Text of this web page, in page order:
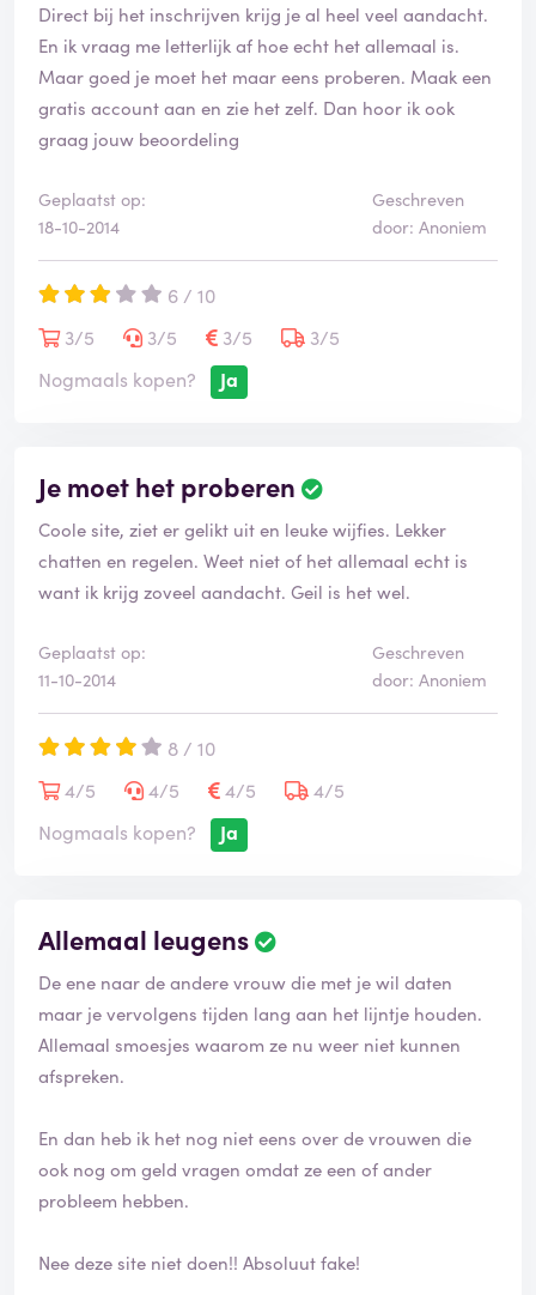
Direct bij het inschrijven krijg je al heel veel aandacht.
En ik vraag me letterlijk af hoe echt het allemaal is.
Maar goed je moet het maar eens proberen. Maak een
gratis account aan en zie het zelf. Dan hoor ik ook
graag jouw beoordeling
Geplaatst op:
18-10-2014
Geschreven
door: Anoniem
6 / 10
3/5
3/5 3/5
3/5
Nogmaals kopen?
Ja
Je moet het proberen
Coole site, ziet er gelikt uit en leuke wijfies. Lekker
chatten en regelen. Weet niet of het allemaal echt is
want ik krijg zoveel aandacht. Geil is het wel.
Geplaatst op:
11-10-2014
Geschreven
door: Anoniem
8 / 10
4/5
4/5 4/5
4/5
Nogmaals kopen?
Ja
Allemaal leugens
De ene naar de andere vrouw die met je wil daten
maar je vervolgens tijden lang aan het lijntje houden.
Allemaal smoesjes waarom ze nu weer niet kunnen
afspreken.
En dan heb ik het nog niet eens over de vrouwen die
ook nog om geld vragen omdat ze een of ander
probleem hebben.
Nee deze site niet doen!! Absoluut fake!